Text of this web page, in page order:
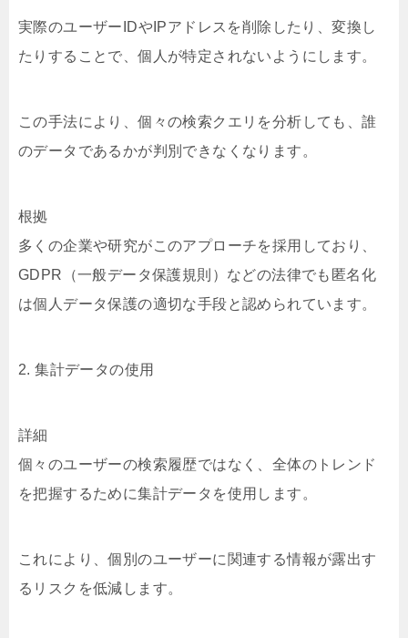
実際のユーザーIDやIPアドレスを削除したり、変換し
たりすることで、個人が特定されないようにします。
この手法により、個々の検索クエリを分析しても、誰
のデータであるかが判別できなくなります。
根拠
多くの企業や研究がこのアプローチを採用しており、
GDPR（一般データ保護規則）などの法律でも匿名化
は個人データ保護の適切な手段と認められています。
2. 集計データの使用
詳細
個々のユーザーの検索履歴ではなく、全体のトレンド
を把握するために集計データを使用します。
これにより、個別のユーザーに関連する情報が露出す
るリスクを低減します。